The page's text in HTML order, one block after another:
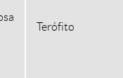
Terófito